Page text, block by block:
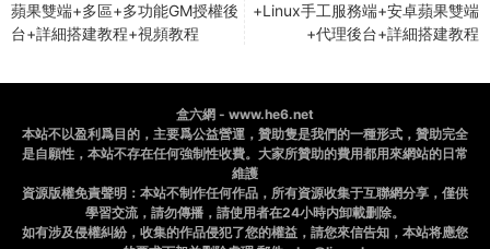
蘋果雙端+多區+多功能GM授權後
台+詳細搭建教程+視頻教程
+Linux手工服務端+安卓蘋果雙端
+代理後台+詳細搭建教程
盒六網 - www.he6.net
本站不以盈利爲目的，主要爲公益營運，贊助隻是我們的一種形式，贊助完全
是自願性，本站不存在任何強制性收費。大家所贊助的費用都用來網站的日常
維護
資源版權免責聲明：本站不制作任何作品，所有資源收集于互聯網分享，僅供
學習交流，請勿傳播，請使用者在24小時内卸載删除。
如有涉及侵權糾紛，收集的作品侵犯了您的權益，請您來信告知，本站将應您